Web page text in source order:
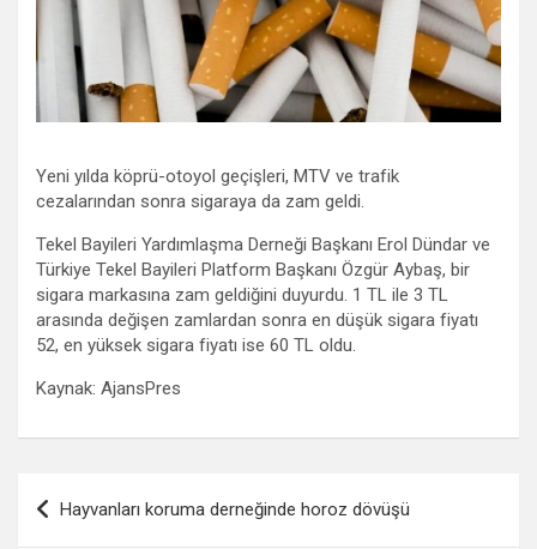
Yeni yılda köprü-otoyol geçişleri, MTV ve trafik
cezalarından sonra sigaraya da zam geldi.
Tekel Bayileri Yardımlaşma Derneği Başkanı Erol Dündar ve
Türkiye Tekel Bayileri Platform Başkanı Özgür Aybaş, bir
sigara markasına zam geldiğini duyurdu. 1 TL ile 3 TL
arasında değişen zamlardan sonra en düşük sigara fiyatı
52, en yüksek sigara fiyatı ise 60 TL oldu.
Kaynak: AjansPres
Yazı
gezinmesi
Hayvanları koruma derneğinde horoz dövüşü